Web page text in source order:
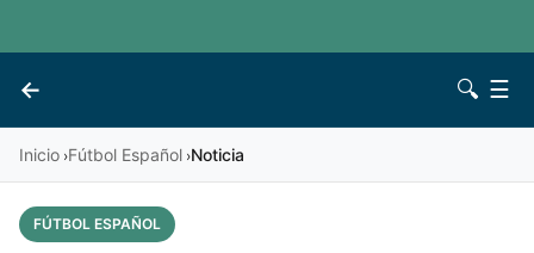
←
Vives 🔍 ☰
Inicio ›Fútbol Español ›Noticia
FÚTBOL ESPAÑOL